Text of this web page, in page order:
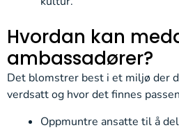
Hvordan kan
ambassadører?
Det blomstrer best i et miljø der
verdsatt og hvor det finnes
Oppmuntre ansatte til å